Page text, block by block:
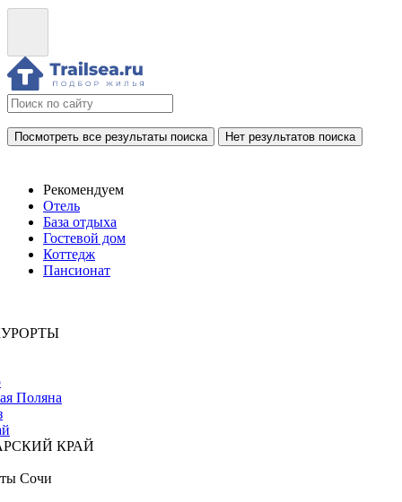
Посмотреть все результаты поиска Нет результатов поиска
Рекомендуем
Отель
База отдыха
Гостевой дом
Коттедж
Пансионат
Поляна
КРАЙ
Сочи